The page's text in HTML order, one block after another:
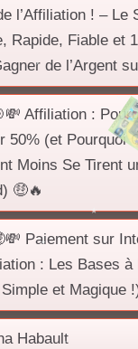
l’Affiliation ! – Le
Rapide, Fiable et
de l’Argent
Affiliation :
50% (et Pourquoi
Moins Se Tirent
🤑🔥
Paiement sur
: Les Bases
Simple et Magique
Habault